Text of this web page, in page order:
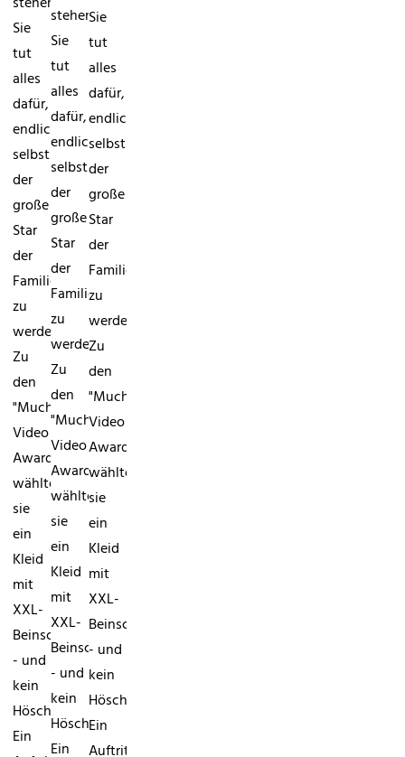
Sie
tut
alles
dafür,
endlich
selbst
der
große
Star
der
Familie
zu
werden.
Zu
den
"MuchMusic
Video
Awards"
wählte
sie
ein
Kleid
mit
XXL-
Beinschlitz
- und
kein
Höschen.
Ein
stehen:
Sie
tut
alles
dafür,
endlich
selbst
der
große
Star
der
Familie
zu
werden.
Zu
den
"MuchMusic
Video
Awards"
wählte
sie
ein
Kleid
mit
XXL-
Beinschlitz
- und
kein
Höschen.
Ein
Sie
tut
alles
dafür,
endlich
selbst
der
große
Star
der
Familie
zu
werden.
Zu
den
"MuchMusic
Video
Awards"
wählte
sie
ein
Kleid
mit
XXL-
Beinschlitz
- und
kein
Höschen.
Ein
Auftritt,